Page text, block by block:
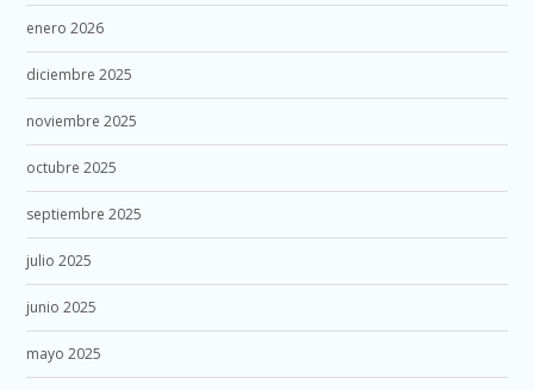
enero 2026
diciembre 2025
noviembre 2025
octubre 2025
septiembre 2025
julio 2025
junio 2025
mayo 2025